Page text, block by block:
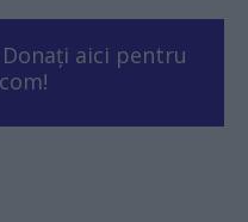
aici pentru